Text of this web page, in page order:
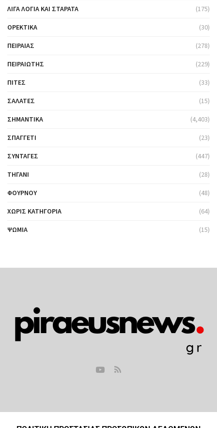
ΛΊΓΑ ΛΌΓΙΑ ΚΑΙ ΣΤΑΡΆΤΑ (175)
ΟΡΕΚΤΙΚΆ (30)
ΠΕΙΡΑΙΆΣ (278)
ΠΕΙΡΑΙΏΤΗΣ (229)
ΠΊΤΕΣ (33)
ΣΑΛΆΤΕΣ (15)
ΣΗΜΑΝΤΙΚΆ (4,403)
ΣΠΑΓΓΈΤΙ (23)
ΣΥΝΤΑΓΈΣ (447)
ΤΗΓΆΝΙ (28)
ΦΟΎΡΝΟΥ (48)
ΧΩΡΊΣ ΚΑΤΗΓΟΡΊΑ (64)
ΨΩΜΙΆ (15)